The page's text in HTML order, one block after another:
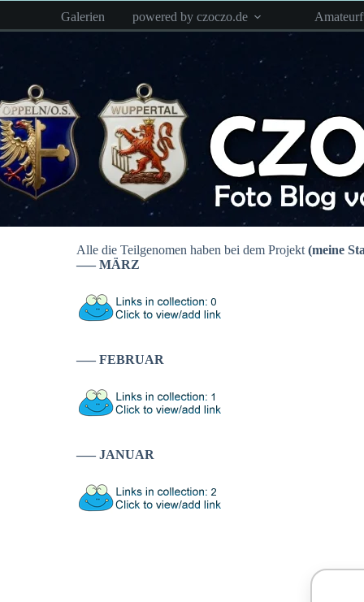
springen
Galerien powered by czoczo.de
Alle die Teilgenomen haben bei dem Projekt (meine
—– MÄRZ
—– FEBRUAR
—– JANUAR